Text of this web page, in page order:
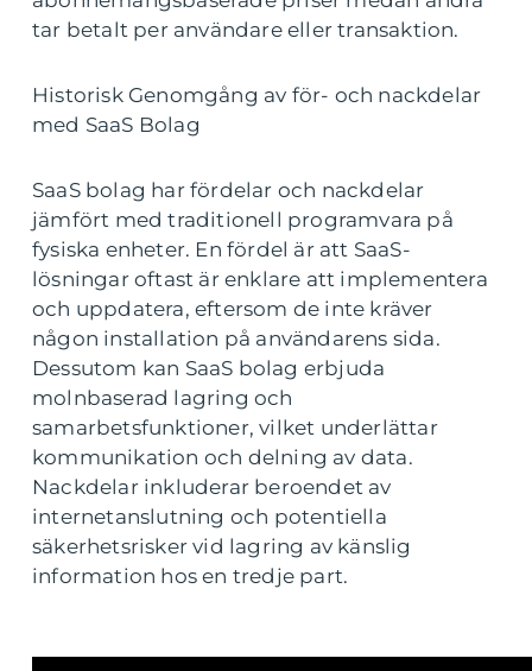
tar betalt per användare eller transaktion.
Historisk Genomgång av för- och nackdelar
med SaaS Bolag
SaaS bolag har fördelar och nackdelar
jämfört med traditionell programvara på
fysiska enheter. En fördel är att SaaS-
lösningar oftast är enklare att implementera
och uppdatera, eftersom de inte kräver
någon installation på användarens sida.
Dessutom kan SaaS bolag erbjuda
molnbaserad lagring och
samarbetsfunktioner, vilket underlättar
kommunikation och delning av data.
Nackdelar inkluderar beroendet av
internetanslutning och potentiella
säkerhetsrisker vid lagring av känslig
information hos en tredje part.